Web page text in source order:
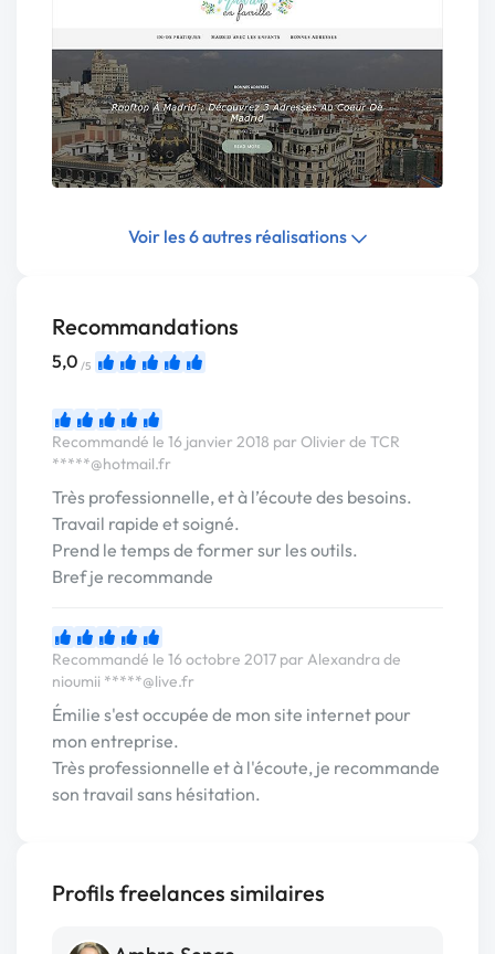
Voir les 6 autres réalisations
Recommandations
5,0 /5
Recommandé le 16 janvier 2018 par Olivier de TCR
*****@hotmail.fr
Très professionnelle, et à l’écoute des besoins.
Travail rapide et soigné.
Prend le temps de former sur les outils.
Bref je recommande
Recommandé le 16 octobre 2017 par Alexandra de
nioumii *****@live.fr
Émilie s'est occupée de mon site internet pour
mon entreprise.
Très professionnelle et à l'écoute, je recommande
son travail sans hésitation.
Profils freelances similaires